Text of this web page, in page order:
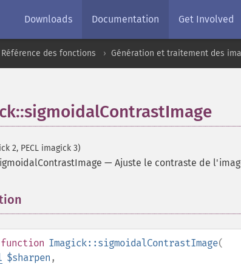
Downloads Documentation Get Involved
Référence des fonctions Génération et traitement des
2, PECL imagick 3)
— Ajuste le contraste de
function Imagick::sigmoidalContrastImage(
$sharpen ,